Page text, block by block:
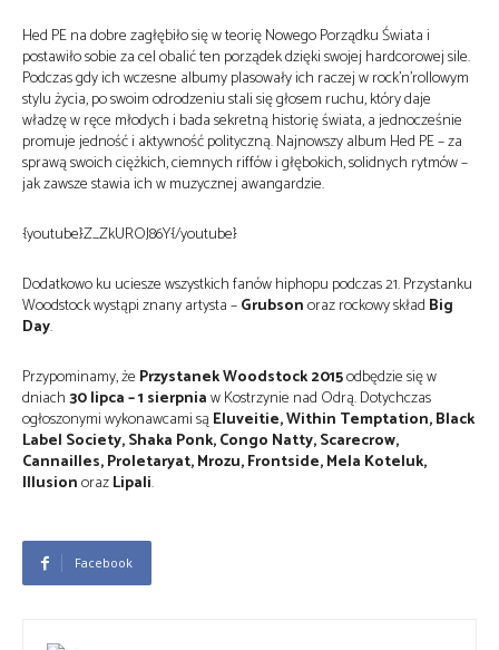
Hed PE na dobre zagłębiło się w teorię Nowego Porządku Świata i
postawiło sobie za cel obalić ten porządek dzięki swojej hardcorowej sile.
Podczas gdy ich wczesne albumy plasowały ich raczej w rock’n’rollowym
stylu życia, po swoim odrodzeniu stali się głosem ruchu, który daje
władzę w ręce młodych i bada sekretną historię świata, a jednocześnie
promuje jedność i aktywność polityczną. Najnowszy album Hed PE – za
sprawą swoich ciężkich, ciemnych riffów i głębokich, solidnych rytmów –
jak zawsze stawia ich w muzycznej awangardzie.
{youtube}Z_ZkUROJ86Y{/youtube}
Dodatkowo ku uciesze wszystkich fanów hiphopu podczas 21. Przystanku
Woodstock wystąpi znany artysta –Grubsonoraz rockowy skład Big
Day.
Przypominamy, że Przystanek Woodstock 2015odbędzie się w
dniach30 lipca – 1 sierpniaw Kostrzynie nad Odrą. Dotychczas
ogłoszonymi wykonawcami sąEluveitie, Within Temptation, Black
Label Society, Shaka Ponk, Congo Natty, Scarecrow,
Cannailles, Proletaryat, Mrozu, Frontside, Mela Koteluk,
IllusionorazLipali.
Facebook